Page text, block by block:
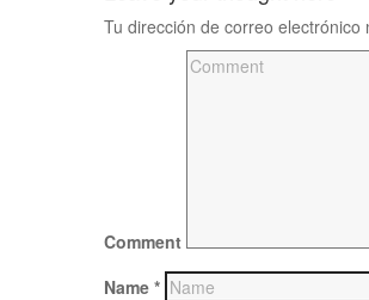
Tu dirección de correo electrónico
Comment
Name *